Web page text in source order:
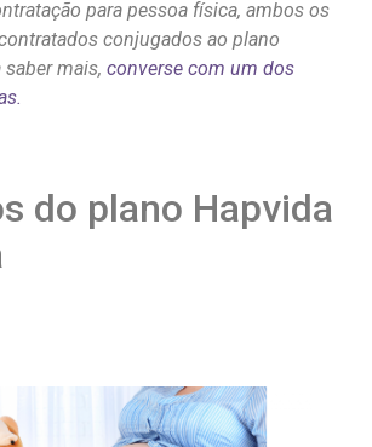
para pessoa física, ambos os
conjugados ao plano
mais, converse com um dos
do plano Hapvida